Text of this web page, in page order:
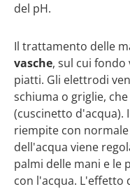
del pH.
Il trattamento delle
vasche, sul cui
piatti. Gli elettrodi
schiuma o griglie,
(cuscinetto d'acqua).
riempite con
dell'acqua viene
palmi delle mani e le
con l'acqua. L'effetto